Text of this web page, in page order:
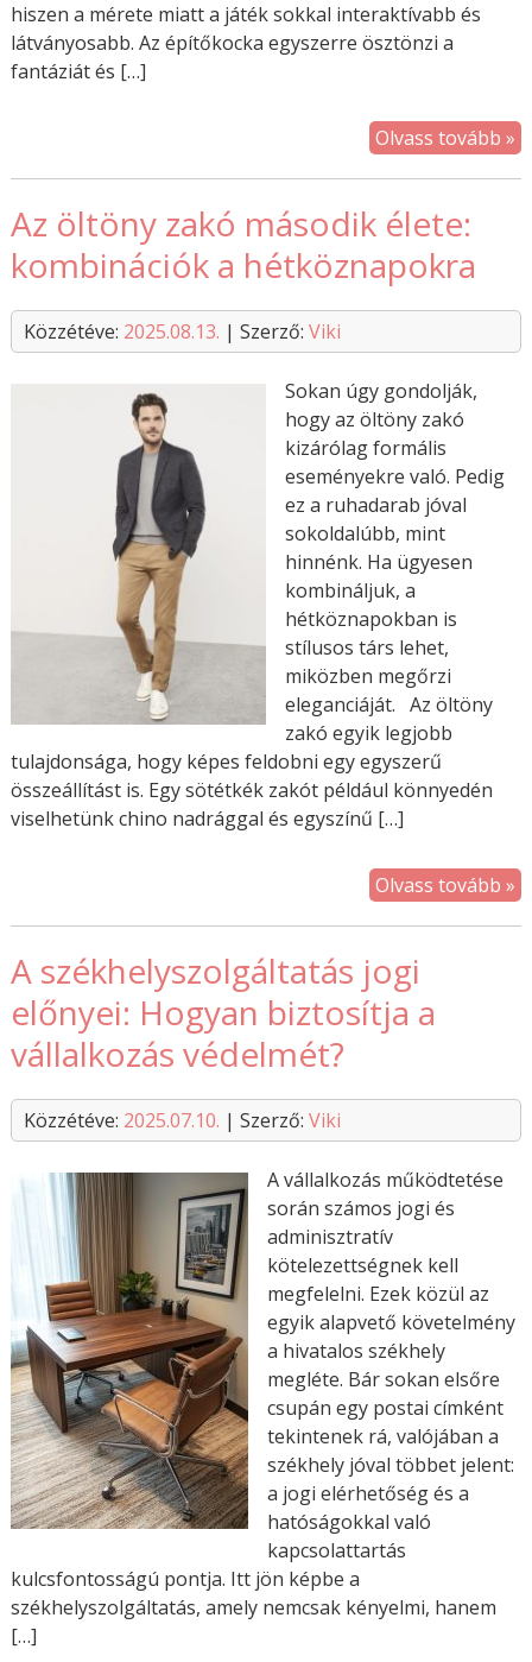
hiszen a mérete miatt a játék sokkal interaktívabb és
látványosabb. Az építőkocka egyszerre ösztönzi a
fantáziát és […]
Olvass tovább »
Az öltöny zakó második élete:
kombinációk a hétköznapokra
Közzétéve: 2025.08.13. | Szerző: Viki
Sokan úgy gondolják,
hogy az öltöny zakó
kizárólag formális
eseményekre való. Pedig
ez a ruhadarab jóval
sokoldalúbb, mint
hinnénk. Ha ügyesen
kombináljuk, a
hétköznapokban is
stílusos társ lehet,
miközben megőrzi
eleganciáját. Az öltöny
zakó egyik legjobb
tulajdonsága, hogy képes feldobni egy egyszerű
összeállítást is. Egy sötétkék zakót például könnyedén
viselhetünk chino nadrággal és egyszínű […]
Olvass tovább »
A székhelyszolgáltatás jogi
előnyei: Hogyan biztosítja a
vállalkozás védelmét?
Közzétéve: 2025.07.10. | Szerző: Viki
A vállalkozás működtetése
során számos jogi és
adminisztratív
kötelezettségnek kell
megfelelni. Ezek közül az
egyik alapvető követelmény
a hivatalos székhely
megléte. Bár sokan elsőre
csupán egy postai címként
tekintenek rá, valójában a
székhely jóval többet jelent:
a jogi elérhetőség és a
hatóságokkal való
kapcsolattartás
kulcsfontosságú pontja. Itt jön képbe a
székhelyszolgáltatás, amely nemcsak kényelmi, hanem
[…]